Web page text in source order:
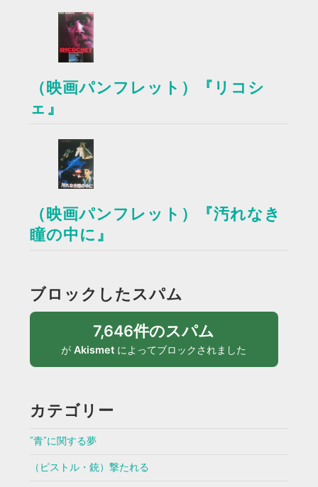
（映画パンフレット）『リコシ
ェ』
（映画パンフレット）『汚れなき
瞳の中に』
ブロックしたスパム
7,646件のスパム
がAkismet によってブロックされました
カテゴリー
”青”に関する夢
（ピストル・銃）撃たれる